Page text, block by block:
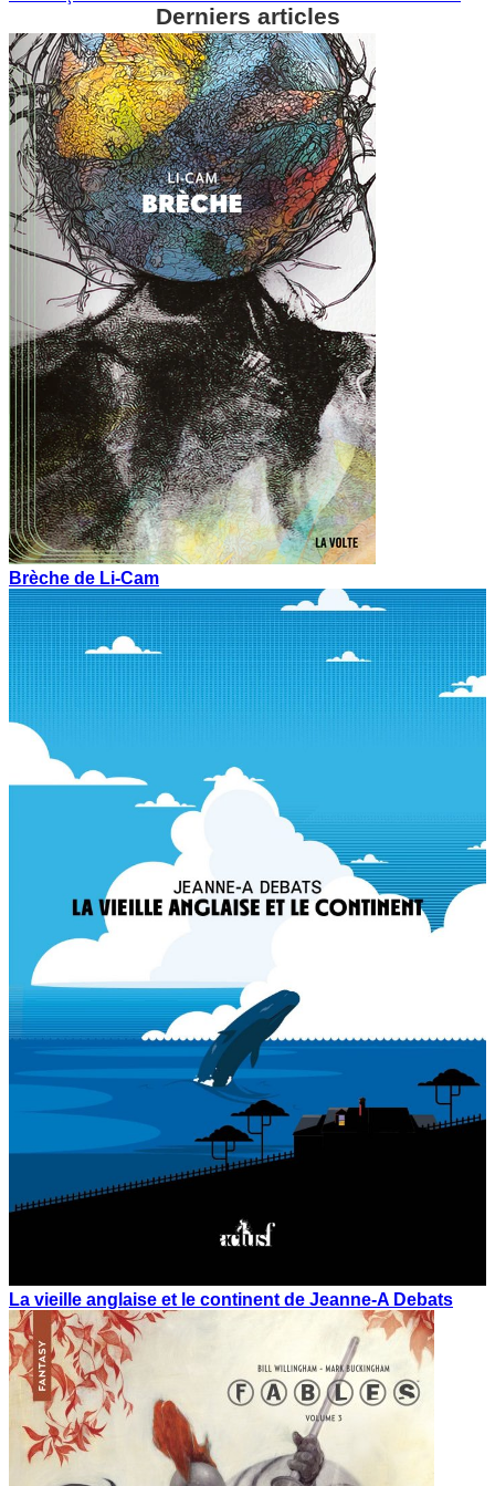
Derniers articles
Brèche de Li-Cam
La vieille anglaise et le continent de Jeanne-A Debats